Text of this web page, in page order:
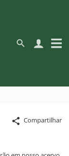
Compartilhar